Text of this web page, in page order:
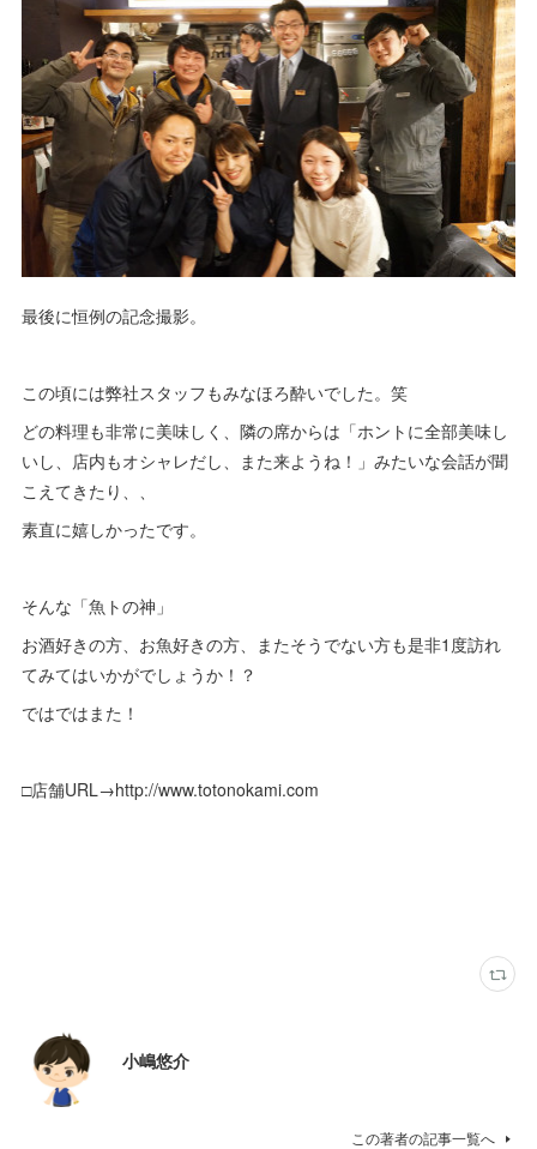
最後に恒例の記念撮影。
この頃には弊社スタッフもみなほろ酔いでした。笑
どの料理も非常に美味しく、隣の席からは「ホントに全部美味し
いし、店内もオシャレだし、また来ようね！」みたいな会話が聞
こえてきたり、、
素直に嬉しかったです。
そんな「魚トの神」
お酒好きの方、お魚好きの方、またそうでない方も是非1度訪れ
てみてはいかがでしょうか！？
ではではまた！
□店舗URL→http://www.totonokami.com
小嶋悠介
この著者の記事一覧へ